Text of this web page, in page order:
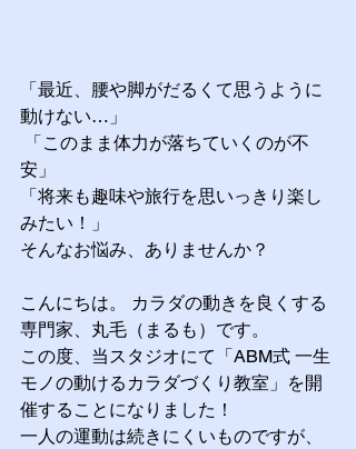
「最近、腰や脚がだるくて思うように
動けない…」
安」
「将来も趣味や旅行を思いっきり楽し
みたい！」
そんなお悩み、ありませんか？
こんにちは。 カラダの動きを良くする
専門家、丸毛（まるも）です。
この度、当スタジオにて「ABM式 一生
モノの動けるカラダづくり教室」を開
催することになりました！
一人の運動は続きにくいものですが、